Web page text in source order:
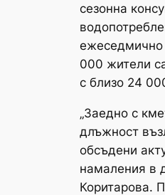
сезонна
ежеседмично
000 жители
с близо 24
„Заедно с
длъжност
обсъдени
намаления в
Коритарова.